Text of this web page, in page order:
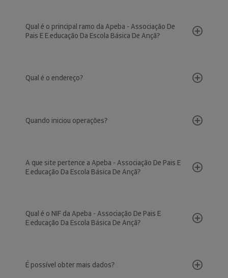
Qual é o principal ramo da Apeba - Associação De
Pais E E.educação Da Escola Básica De Ançã?
Qual é o endereço?
Quando iniciou operações?
A que site pertence a Apeba - Associação De Pais E
E.educação Da Escola Básica De Ançã?
Qual é o NIF da Apeba - Associação De Pais E
E.educação Da Escola Básica De Ançã?
É possível obter mais dados?